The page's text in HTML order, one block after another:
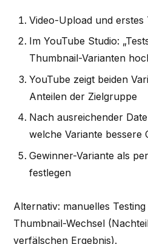
Video-Upload und
Im YouTube Studio:
Thumbnail-Varianten
YouTube zeigt beiden
Anteilen der Zielgruppe
Nach ausreichender
welche Variante bessere
Gewinner-Variante als
festlegen
Alternativ: manuelles
Thumbnail-Wechsel
verfälschen Ergebnis).